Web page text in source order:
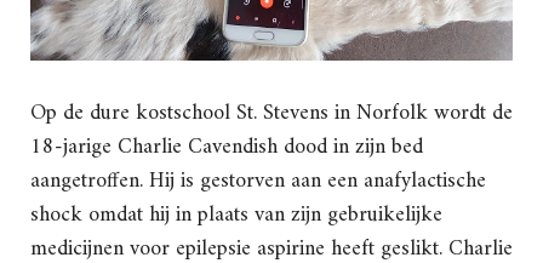
Op de dure kostschool St. Stevens in Norfolk wordt de
18-jarige Charlie Cavendish dood in zijn bed
aangetroffen. Hij is gestorven aan een anafylactische
shock omdat hij in plaats van zijn gebruikelijke
medicijnen voor epilepsie aspirine heeft geslikt. Charlie